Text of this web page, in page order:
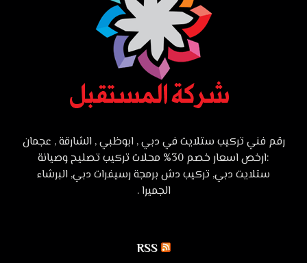
رقم فني تركيب ستلايت في دبي , ابوظبي , الشارقة , عجمان
:ارخص اسعار خصم 30% محلات تركيب تصليح وصيانة
ستلايت دبي, تركيب دش برمجة رسيفرات دبي, البرشاء
الجميرا .
RSS